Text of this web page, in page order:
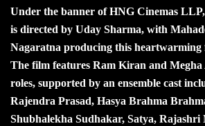
Under the banner of HNG Cinemas
is directed by Uday Sharma, with
Nagaratna producing this heartwarming
The film features Ram Kiran and Megha
roles, supported by an ensemble cast
Rajendra Prasad, Hasya Brahma
Shubhalekha Sudhakar, Satya, Rajashri